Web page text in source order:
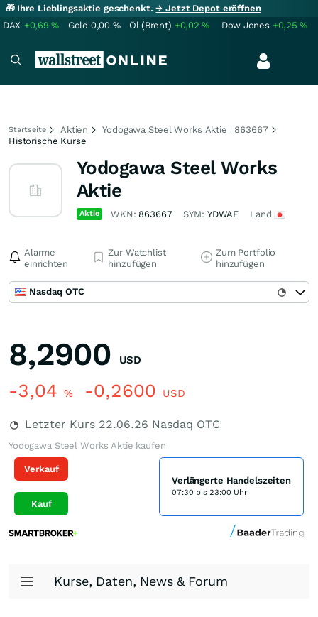
🎁 Ihre Lieblingsaktie geschenkt.→ Jetzt Depot eröffnen
DAX +0,69% Gold 0,00 % Öl (Brent) +0,02% Dow Jones +0,25%
Startseite Aktien
Yodogawa Steel Works Aktie | 863667
Historische Kurse
Yodogawa Steel Works
Aktie
Aktie WKN: 863667 SYM: YDWAF Land
Alarme
einrichten
Zur Watchlist
hinzufügen
Zum Portfolio
hinzufügen
Nasdaq OTC
8,2900 USD
-3,04 % -0,2600 USD
Letzter Kurs 22.06.26 Nasdaq OTC
Yodogawa Steel Works Aktie kaufen
Verkauf
Kauf
Verlängerte Handelszeiten
07:30 bis 23:00 Uhr
Kurse, Daten, News & Forum